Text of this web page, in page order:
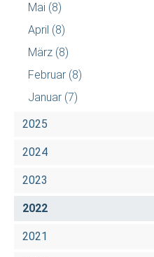
Mai (8)
April (8)
März (8)
Februar (8)
Januar (7)
2025
2024
2023
2022
2021